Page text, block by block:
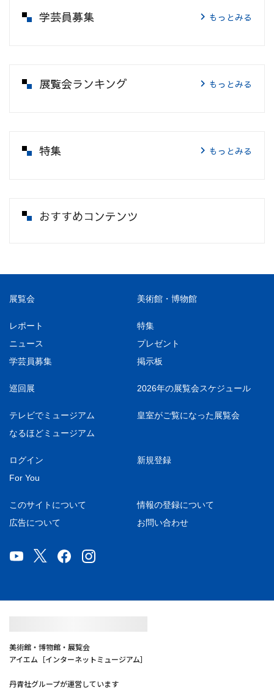
学芸員募集 もっとみる
展覧会ランキング もっとみる
特集 もっとみる
おすすめコンテンツ
展覧会 美術館・博物館
レポート
特集
ニュース
プレゼント
学芸員募集
掲示板
巡回展 2026年の展覧会スケジュール
テレビでミュージアム
皇室がご覧になった展覧会
なるほどミュージアム
ログイン
新規登録
For You
このサイトについて
情報の登録について
広告について
お問い合わせ
美術館・博物館・展覧会
アイエム［インターネットミュージアム］
丹青社グループが運営しています